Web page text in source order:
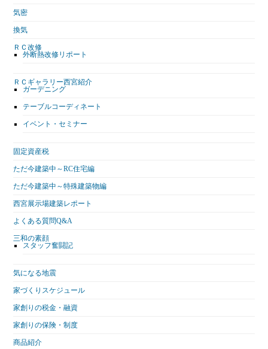
気密
換気
ＲＣ改修
外断熱改修リポート
ＲＣギャラリー西宮紹介
ガーデニング
テーブルコーディネート
イベント・セミナー
固定資産税
ただ今建築中～RC住宅編
ただ今建築中～特殊建築物編
西宮展示場建築レポート
よくある質問Q&A
三和の素顔
スタッフ奮闘記
気になる地震
家づくりスケジュール
家創りの税金・融資
家創りの保険・制度
商品紹介